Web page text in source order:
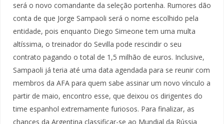
será o novo comandante da seleção portenha. Rumores dão
conta de que Jorge Sampaoli será o nome escolhido pela
entidade, pois enquanto Diego Simeone tem uma multa
altíssima, o treinador do Sevilla pode rescindir o seu
contrato pagando o total de 1,5 milhão de euros. Inclusive,
Sampaoli já teria até uma data agendada para se reunir com
membros da AFA para quem sabe assinar um novo vínculo a
partir de maio, encontro esse, que deixou os dirigentes do
time espanhol extremamente furiosos. Para finalizar, as
chances da Argentina classificar-se ao Mundial da Rússia